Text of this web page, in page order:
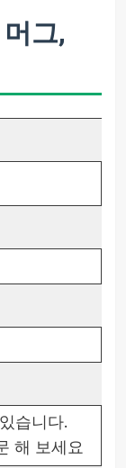
그,
습니다.
해 보세요